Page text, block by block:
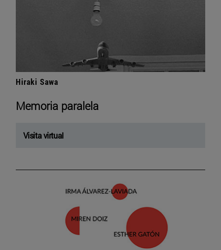
Hiraki Sawa
Memoria paralela
Visita virtual